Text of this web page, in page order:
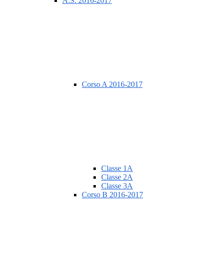
Corso A 2016-2017
Classe 1A
Classe 2A
Classe 3A
Corso B 2016-2017